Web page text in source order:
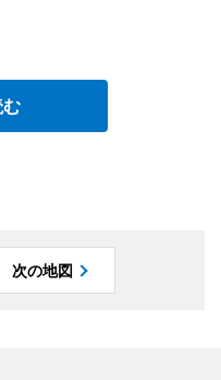
次の地図